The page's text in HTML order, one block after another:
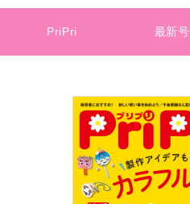
PriPri 最新号